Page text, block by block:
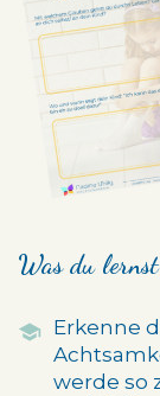
Was du
Erkenne
werde so